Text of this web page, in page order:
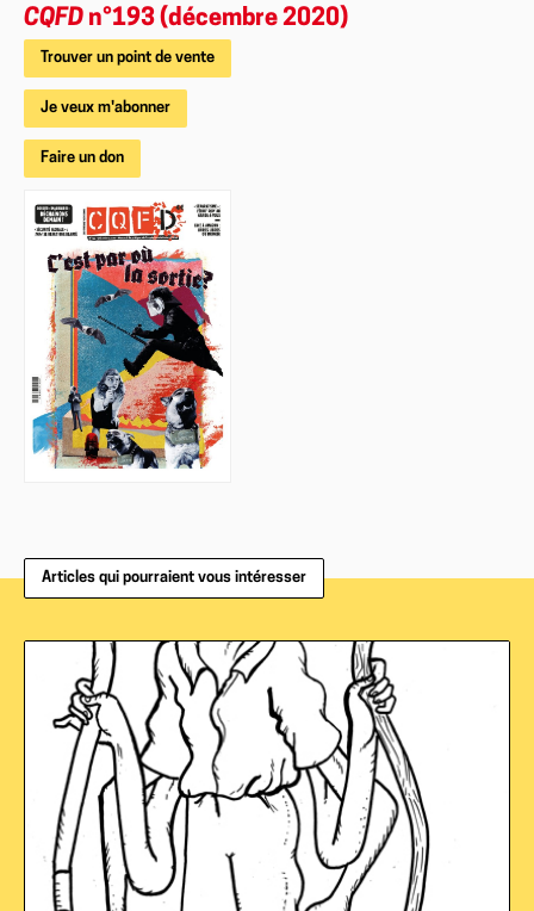
CQFD n°193 (décembre 2020)
Trouver un point de vente
Je veux m'abonner
Faire un don
Articles qui pourraient vous intéresser